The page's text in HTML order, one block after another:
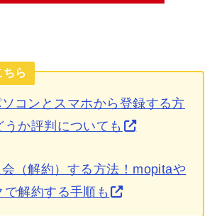
ちら
コンとスマホから登録する方
か評判についても
（解約）する方法！mopitaや
で解約する手順も